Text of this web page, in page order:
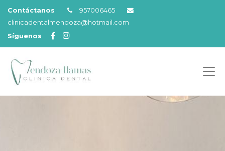
Contáctanos
957006465
clinicadentalmendoza@hotmail.com
Síguenos